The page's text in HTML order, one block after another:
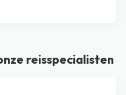
reisspecialisten